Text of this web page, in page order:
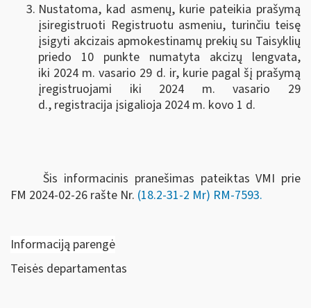
Nustatoma, kad asmenų, kurie pateikia prašymą
įsiregistruoti Registruotu asmeniu, turinčiu teisę
įsigyti akcizais apmokestinamų prekių su Taisyklių
priedo 10 punkte numatyta akcizų lengvata,
iki 2024 m. vasario 29 d. ir, kurie pagal šį prašymą
įregistruojami iki 2024 m. vasario 29
d., registracija įsigalioja 2024 m. kovo 1 d.
Šis informacinis pranešimas pateiktas VMI prie
FM 2024-02-26 rašte Nr. (18.2-31-2 Mr) RM-7593.
Informaciją parengė
Teisės departamentas